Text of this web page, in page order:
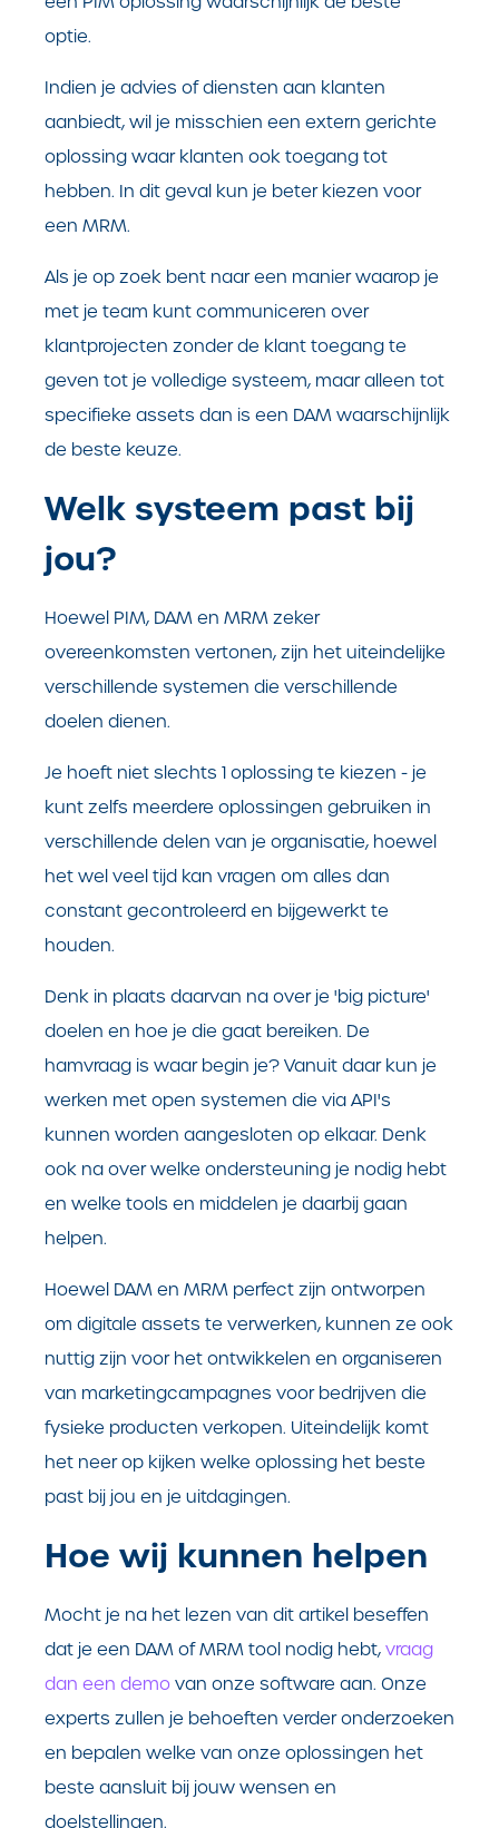
optie.
Indien je advies of diensten aan klanten
aanbiedt, wil je misschien een extern gerichte
oplossing waar klanten ook toegang tot
hebben. In dit geval kun je beter kiezen voor
een MRM.
Als je op zoek bent naar een manier waarop je
met je team kunt communiceren over
klantprojecten zonder de klant toegang te
geven tot je volledige systeem, maar alleen tot
specifieke assets dan is een DAM waarschijnlijk
de beste keuze.
Welk systeem past bij
jou?
Hoewel PIM, DAM en MRM zeker
overeenkomsten vertonen, zijn het uiteindelijke
verschillende systemen die verschillende
doelen dienen.
Je hoeft niet slechts 1 oplossing te kiezen - je
kunt zelfs meerdere oplossingen gebruiken in
verschillende delen van je organisatie, hoewel
het wel veel tijd kan vragen om alles dan
constant gecontroleerd en bijgewerkt te
houden.
Denk in plaats daarvan na over je 'big picture'
doelen en hoe je die gaat bereiken. De
hamvraag is waar begin je? Vanuit daar kun je
werken met open systemen die via API's
kunnen worden aangesloten op elkaar. Denk
ook na over welke ondersteuning je nodig hebt
en welke tools en middelen je daarbij gaan
helpen.
Hoewel DAM en MRM perfect zijn ontworpen
om digitale assets te verwerken, kunnen ze ook
nuttig zijn voor het ontwikkelen en organiseren
van marketingcampagnes voor bedrijven die
fysieke producten verkopen. Uiteindelijk komt
het neer op kijken welke oplossing het beste
past bij jou en je uitdagingen.
Hoe wij kunnen helpen
Mocht je na het lezen van dit artikel beseffen
dat je een DAM of MRM tool nodig hebt, vraag
dan een demo van onze software aan. Onze
experts zullen je behoeften verder onderzoeken
en bepalen welke van onze oplossingen het
beste aansluit bij jouw wensen en
doelstellingen.